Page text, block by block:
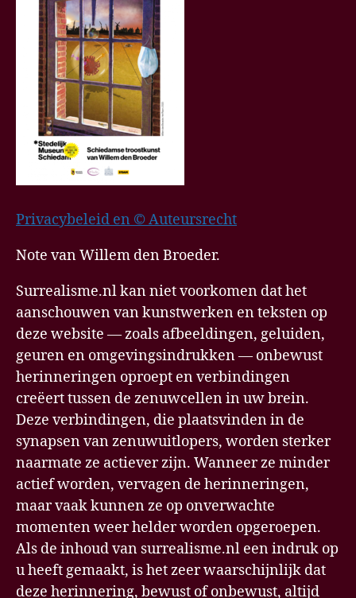
Privacybeleid en © Auteursrecht
Note van Willem den Broeder.
Surrealisme.nl kan niet voorkomen dat het
aanschouwen van kunstwerken en teksten op
deze website — zoals afbeeldingen, geluiden,
geuren en omgevingsindrukken — onbewust
herinneringen oproept en verbindingen
creëert tussen de zenuwcellen in uw brein.
Deze verbindingen, die plaatsvinden in de
synapsen van zenuwuitlopers, worden sterker
naarmate ze actiever zijn. Wanneer ze minder
actief worden, vervagen de herinneringen,
maar vaak kunnen ze op onverwachte
momenten weer helder worden opgeroepen.
Als de inhoud van surrealisme.nl een indruk op
u heeft gemaakt, is het zeer waarschijnlijk dat
deze herinnering, bewust of onbewust, altijd